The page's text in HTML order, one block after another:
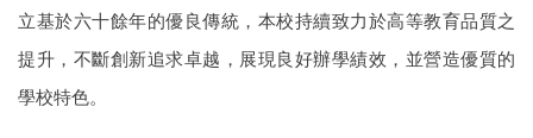
立基於六十餘年的優良傳統，本校持續致力於高等教育品質之
提升，不斷創新追求卓越，展現良好辦學績效，並營造優質的
學校特色。